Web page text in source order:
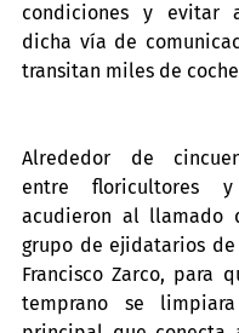
condiciones y evitar
dicha vía de
transitan miles de
Alrededor de
entre floricultores y
acudieron al llamado
grupo de ejidatarios
Francisco Zarco, para
temprano se